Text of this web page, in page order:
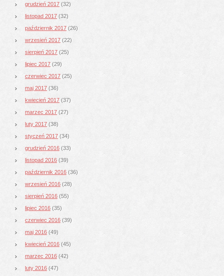
grudzień 2017 (32)
listopad 2017 (32)
październik 2017 (26)
wrzesień 2017 (22)
sierpień 2017 (25)
lipiec 2017 (29)
czerwiec 2017 (25)
maj 2017 (36)
kwiecień 2017 (37)
marzec 2017 (27)
luty 2017 (38)
styczeń 2017 (34)
grudzień 2016 (33)
listopad 2016 (39)
październik 2016 (36)
wrzesień 2016 (28)
sierpień 2016 (55)
lipiec 2016 (35)
czerwiec 2016 (39)
maj 2016 (49)
kwiecień 2016 (45)
marzec 2016 (42)
luty 2016 (47)